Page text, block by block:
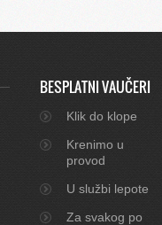
BESPLATNI VAUČERI
Klik do klope
Krenimo u
provod
U službi lepote
Za svakog po